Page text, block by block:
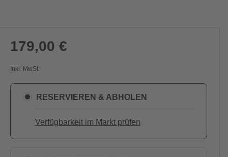
179,00 €
Inkl. MwSt.
RESERVIEREN & ABHOLEN
Verfügbarkeit im Markt prüfen